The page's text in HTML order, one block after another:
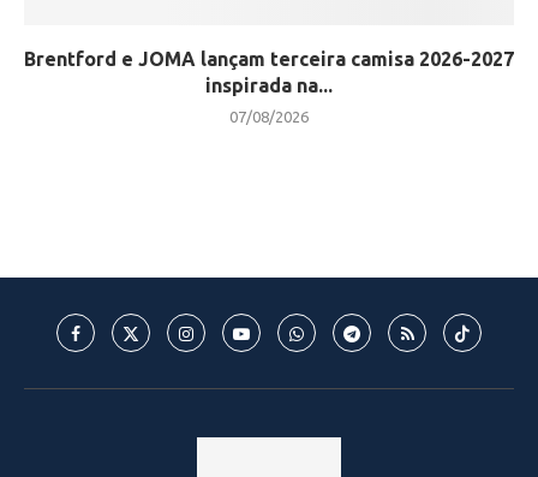
Brentford e JOMA lançam terceira camisa 2026-2027
inspirada na...
07/08/2026